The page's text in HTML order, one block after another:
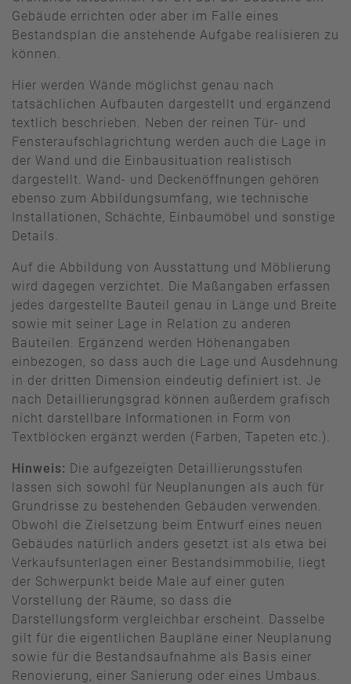
Gebäude errichten oder aber im Falle eines
Bestandsplan die anstehende Aufgabe realisieren zu
können.
Hier werden Wände möglichst genau nach
tatsächlichen Aufbauten dargestellt und ergänzend
textlich beschrieben. Neben der reinen Tür- und
Fensteraufschlagrichtung werden auch die Lage in
der Wand und die Einbausituation realistisch
dargestellt. Wand- und Deckenöffnungen gehören
ebenso zum Abbildungsumfang, wie technische
Installationen, Schächte, Einbaumöbel und sonstige
Details.
Auf die Abbildung von Ausstattung und Möblierung
wird dagegen verzichtet. Die Maßangaben erfassen
jedes dargestellte Bauteil genau in Länge und Breite
sowie mit seiner Lage in Relation zu anderen
Bauteilen. Ergänzend werden Höhenangaben
einbezogen, so dass auch die Lage und Ausdehnung
in der dritten Dimension eindeutig definiert ist. Je
nach Detaillierungsgrad können außerdem grafisch
nicht darstellbare Informationen in Form von
Textblöcken ergänzt werden (Farben, Tapeten etc.).
Hinweis: Die aufgezeigten Detaillierungsstufen
lassen sich sowohl für Neuplanungen als auch für
Grundrisse zu bestehenden Gebäuden verwenden.
Obwohl die Zielsetzung beim Entwurf eines neuen
Gebäudes natürlich anders gesetzt ist als etwa bei
Verkaufsunterlagen einer Bestandsimmobilie, liegt
der Schwerpunkt beide Male auf einer guten
Vorstellung der Räume, so dass die
Darstellungsform vergleichbar erscheint. Dasselbe
gilt für die eigentlichen Baupläne einer Neuplanung
sowie für die Bestandsaufnahme als Basis einer
Renovierung, einer Sanierung oder eines Umbaus.